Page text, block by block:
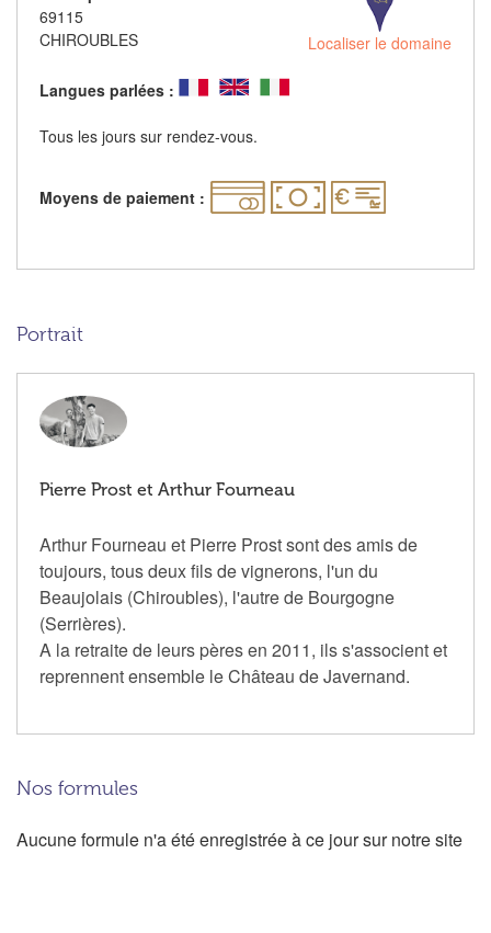
69115
CHIROUBLES
Localiser le domaine
Langues parlées :
Tous les jours sur rendez-vous.
Moyens de paiement :
Portrait
Pierre Prost et Arthur Fourneau
Arthur Fourneau et Pierre Prost sont des amis de
toujours, tous deux fils de vignerons, l'un du
Beaujolais (Chiroubles), l'autre de Bourgogne
(Serrières).
A la retraite de leurs pères en 2011, ils s'associent et
reprennent ensemble le Château de Javernand.
Nos formules
Aucune formule n'a été enregistrée à ce jour sur notre site